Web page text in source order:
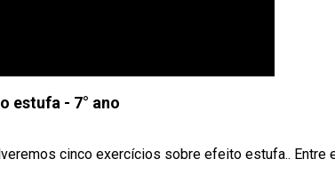
estufa - 7° ano
cinco exercícios sobre efeito estufa.. Entre